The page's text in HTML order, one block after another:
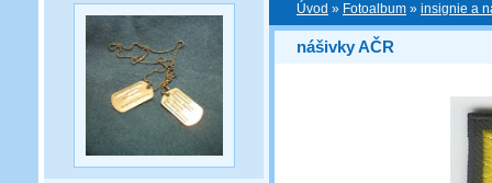
Úvod » Fotoalbum » insignie a
nášivky AČR